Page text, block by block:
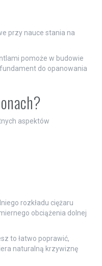
przy nauce stania na
pomoże w budowie
do opanowania
aspektów
rozkładu ciężaru
obciążenia dolnej
to łatwo poprawić,
naturalną krzywiznę